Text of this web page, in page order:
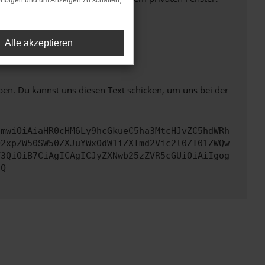
mehr unterstützt werden.
Du kannst uns diesen Text schicken, um uns bei der
Alle akzeptieren